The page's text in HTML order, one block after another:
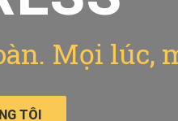
Mọi lúc,
TÔI